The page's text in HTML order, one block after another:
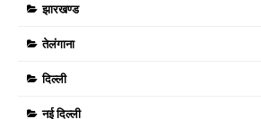
झारखण्ड
तेलंगाना
दिल्ली
नई दिल्ली